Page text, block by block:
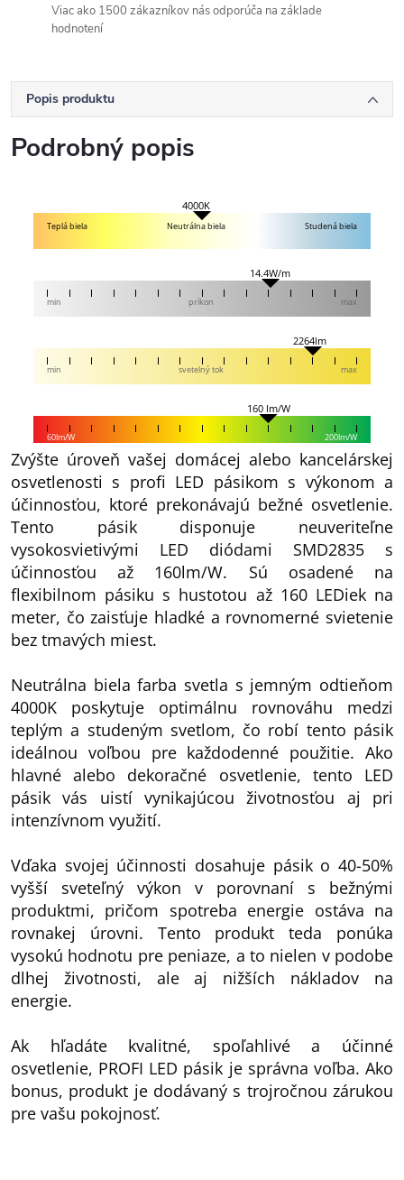
Viac ako 1500 zákazníkov nás odporúča na základe
hodnotení
Popis produktu
Podrobný popis
4000K
Teplá biela Neutrálna biela Studená biela
14.4W/m
min príkon max
2264lm
min svetelný tok max
160 lm/W
60lm/W 200lm/W
Zvýšte úroveň vašej domácej alebo kancelárskej
osvetlenosti s profi LED pásikom s výkonom a
účinnosťou, ktoré prekonávajú bežné osvetlenie.
Tento pásik disponuje neuveriteľne
vysokosvietivými LED diódami SMD2835 s
účinnosťou až 160lm/W. Sú osadené na
flexibilnom pásiku s hustotou až 160 LEDiek na
meter, čo zaisťuje hladké a rovnomerné svietenie
bez tmavých miest.
Neutrálna biela farba svetla s jemným odtieňom
4000K poskytuje optimálnu rovnováhu medzi
teplým a studeným svetlom, čo robí tento pásik
ideálnou voľbou pre každodenné použitie. Ako
hlavné alebo dekoračné osvetlenie, tento LED
pásik vás uistí vynikajúcou životnosťou aj pri
intenzívnom využití.
Vďaka svojej účinnosti dosahuje pásik o 40-50%
vyšší sveteľný výkon v porovnaní s bežnými
produktmi, pričom spotreba energie ostáva na
rovnakej úrovni. Tento produkt teda ponúka
vysokú hodnotu pre peniaze, a to nielen v podobe
dlhej životnosti, ale aj nižších nákladov na
energie.
Ak hľadáte kvalitné, spoľahlivé a účinné
osvetlenie, PROFI LED pásik je správna voľba. Ako
bonus, produkt je dodávaný s trojročnou zárukou
pre vašu pokojnosť.